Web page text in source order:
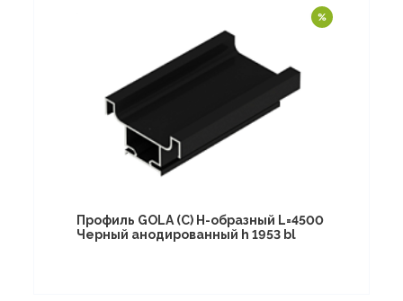
Профиль GOLA (C) Н-образный L=4500
Черный анодированный h 1953 bl